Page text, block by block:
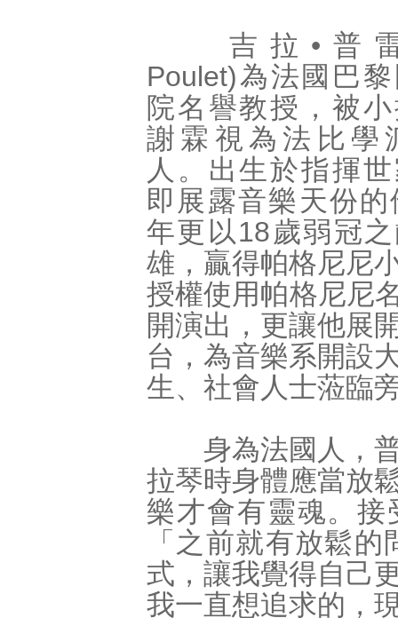
吉拉•普雷
Poulet)為法國巴
院名譽教授，被
謝霖視為法比學
人。出生於指揮
即展露音樂天份的
年更以18歲弱冠
雄，贏得帕格尼尼
授權使用帕格尼尼
開演出，更讓他展
台，為音樂系開設
生、社會人士蒞臨
身為法國人，普
拉琴時身體應當放
樂才會有靈魂。
「之前就有放鬆
式，讓我覺得自己
我一直想追求的，